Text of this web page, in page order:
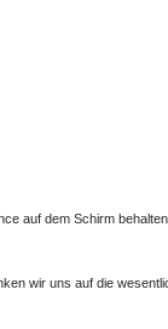
auf dem Schirm
wir uns auf die